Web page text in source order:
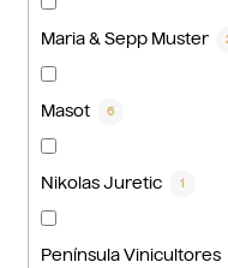
Maria & Sepp Muster
Masot 6
Nikolas Juretic 1
Península Vinicultores